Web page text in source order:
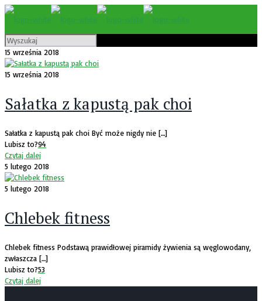
15 września 2018
15 września 2018
Sałatka z kapustą pak choi
Sałatka z kapustą pak choi Być może nigdy nie […]
Lubisz to?94
Czytaj dalej
5 lutego 2018
5 lutego 2018
Chlebek fitness
Chlebek fitness Podstawą prawidłowej piramidy żywienia są węglowodany,
zwłaszcza […]
Lubisz to?53
Czytaj dalej